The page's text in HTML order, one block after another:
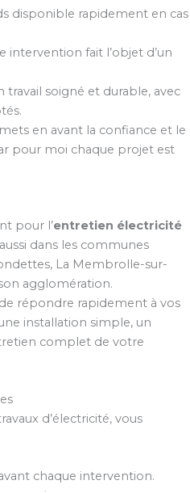
disponible rapidement en cas
intervention fait l’objet d’un
travail soigné et durable, avec
en avant la confiance et le
pour moi chaque projet est
pour l’entretien électricité
dans les communes
La Membrolle-sur-
agglomération.
répondre rapidement à vos
installation simple, un
complet de votre
d’électricité, vous
chaque intervention.